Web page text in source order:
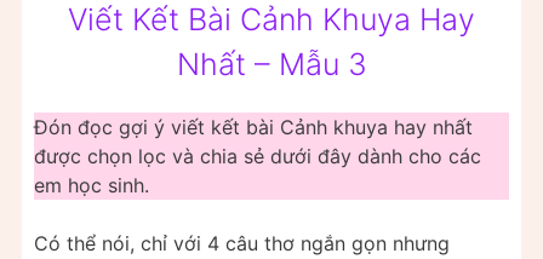
Viết Kết Bài Cảnh Khuya Hay
Nhất – Mẫu 3
Đón đọc gợi ý viết kết bài Cảnh khuya hay nhất
được chọn lọc và chia sẻ dưới đây dành cho các
em học sinh.
Có thể nói, chỉ với 4 câu thơ ngắn gọn nhưng